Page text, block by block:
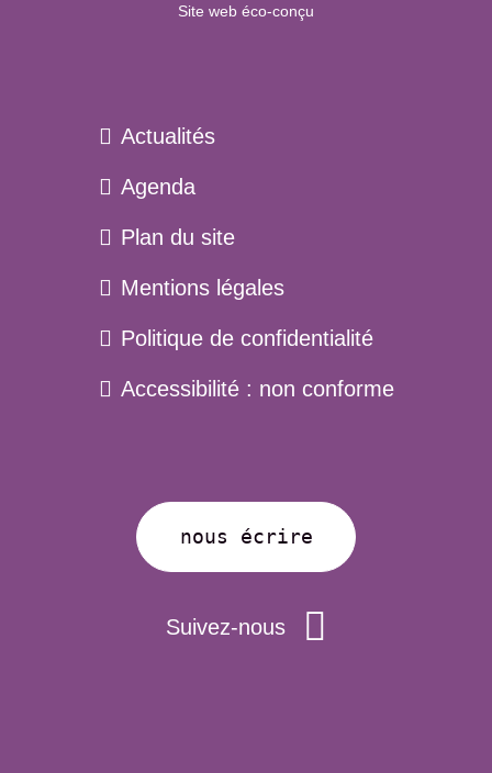
Site web éco-conçu
Actualités
Agenda
Plan du site
Mentions légales
Politique de confidentialité
Accessibilité : non conforme
nous écrire
Suivez-nous